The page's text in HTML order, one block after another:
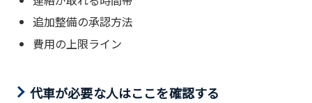
追加整備の承認方法
費用の上限ライン
代車が必要な人はここを確認する